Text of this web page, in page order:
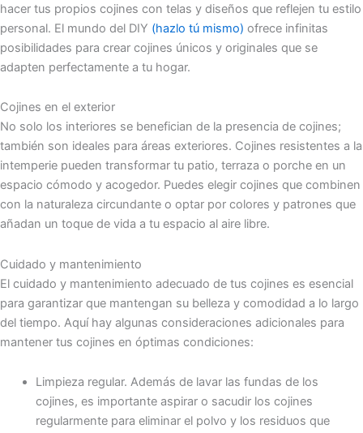
hacer tus propios cojines con telas y diseños que reflejen tu estilo
personal. El mundo del DIY (hazlo tú mismo) ofrece infinitas
posibilidades para crear cojines únicos y originales que se
adapten perfectamente a tu hogar.
Cojines en el exterior
No solo los interiores se benefician de la presencia de cojines;
también son ideales para áreas exteriores. Cojines resistentes a la
intemperie pueden transformar tu patio, terraza o porche en un
espacio cómodo y acogedor. Puedes elegir cojines que combinen
con la naturaleza circundante o optar por colores y patrones que
añadan un toque de vida a tu espacio al aire libre.
Cuidado y mantenimiento
El cuidado y mantenimiento adecuado de tus cojines es esencial
para garantizar que mantengan su belleza y comodidad a lo largo
del tiempo. Aquí hay algunas consideraciones adicionales para
mantener tus cojines en óptimas condiciones:
Limpieza regular. Además de lavar las fundas de los
cojines, es importante aspirar o sacudir los cojines
regularmente para eliminar el polvo y los residuos que